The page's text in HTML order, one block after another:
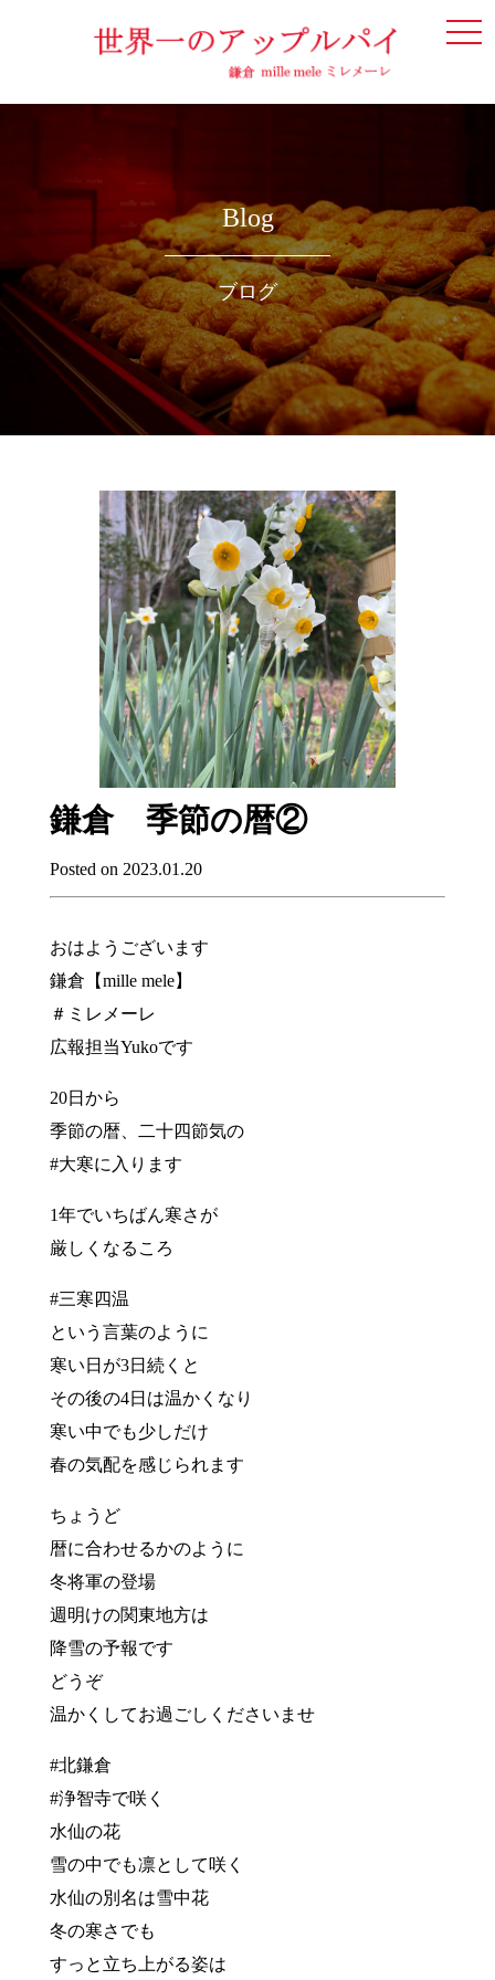
Blog
ブログ
鎌倉 季節の暦②
Posted on 2023.01.20
おはようございます
鎌倉【mille mele】
＃ミレメーレ
広報担当Yukoです
20日から
季節の暦、二十四節気の
#大寒に入ります
1年でいちばん寒さが
厳しくなるころ
#三寒四温
という言葉のように
寒い日が3日続くと
その後の4日は温かくなり
寒い中でも少しだけ
春の気配を感じられます
ちょうど
暦に合わせるかのように
冬将軍の登場
週明けの関東地方は
降雪の予報です
どうぞ
温かくしてお過ごしくださいませ
#北鎌倉
#浄智寺で咲く
水仙の花
雪の中でも凛として咲く
水仙の別名は雪中花
冬の寒さでも
すっと立ち上がる姿は